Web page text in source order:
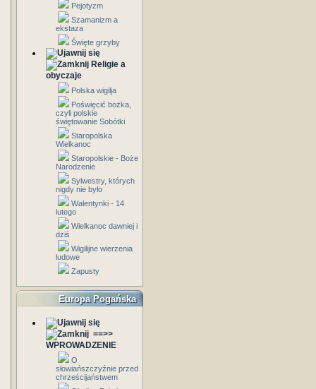
Pejotyzm
Szamanizm a
ekstaza
Święte grzyby
Religie a
obyczaje
Polska wigilja
Poświęcić bożka,
czyli polskie
świętowanie Sobótki
Staropolska
Wielkanoc
Staropolskie - Boże
Narodzenie
Sylwestry, których
nigdy nie było
Walentynki - 14
lutego
Wielkanoc dawniej i
dziś
Wigilijne wierzenia
ludowe
Zapusty
Europa Pogańska
==>>
WPROWADZENIE
O
słowiańszczyźnie przed
chrześcijaństwem